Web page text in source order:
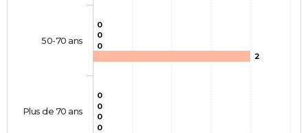
0
0
0
0
0
0
2
0
50-70 ans
Plus de 70 ans